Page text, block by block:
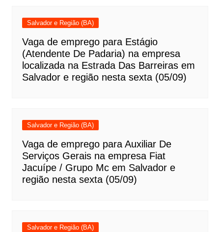
Salvador e Região (BA)
Vaga de emprego para Estágio
(Atendente De Padaria) na empresa
localizada na Estrada Das Barreiras em
Salvador e região nesta sexta (05/09)
Salvador e Região (BA)
Vaga de emprego para Auxiliar De
Serviços Gerais na empresa Fiat
Jacuípe / Grupo Mc em Salvador e
região nesta sexta (05/09)
Salvador e Região (BA)